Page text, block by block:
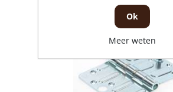
Ok
Meer weten